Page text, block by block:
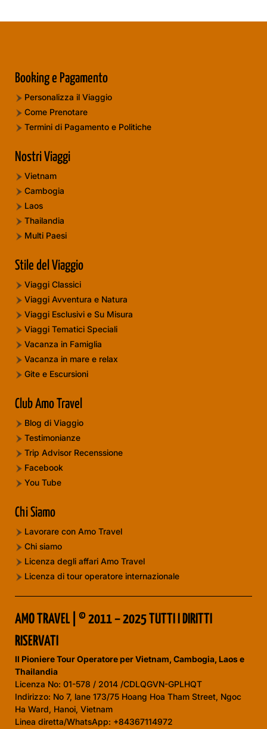
Booking e Pagamento
Personalizza il Viaggio
Come Prenotare
Termini di Pagamento e Politiche
Nostri Viaggi
Vietnam
Cambogia
Laos
Thailandia
Multi Paesi
Stile del Viaggio
Viaggi Classici
Viaggi Avventura e Natura
Viaggi Esclusivi e Su Misura
Viaggi Tematici Speciali
Vacanza in Famiglia
Vacanza in mare e relax
Gite e Escursioni
Club Amo Travel
Blog di Viaggio
Testimonianze
Trip Advisor Recenssione
Facebook
You Tube
Chi Siamo
Lavorare con Amo Travel
Chi siamo
Licenza degli affari Amo Travel
Licenza di tour operatore internazionale
AMO TRAVEL | © 2011 – 2025 TUTTI I DIRITTI
RISERVATI
Il Pioniere Tour Operatore per Vietnam, Cambogia, Laos e
Thailandia
Licenza No: 01-578 / 2014 /CDLQGVN-GPLHQT
Indirizzo: No 7, lane 173/75 Hoang Hoa Tham Street, Ngoc
Ha Ward, Hanoi, Vietnam
Linea diretta/WhatsApp: +84367114972